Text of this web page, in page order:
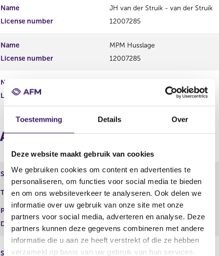
Toestemming Details Over
Deze website maakt gebruik van cookies
We gebruiken cookies om content en advertenties te
personaliseren, om functies voor social media te bieden
en om ons websiteverkeer te analyseren. Ook delen we
informatie over uw gebruik van onze site met onze
partners voor social media, adverteren en analyse. Deze
partners kunnen deze gegevens combineren met andere
informatie die u aan ze heeft verstrekt of die ze hebben
verzameld op basis van uw gebruik van hun services.
Name
JH van der Struik - van der Struik
License number
12007285
Name
MPM Husslage
License number
12007285
Name
License number
Affiliated institutions
Statutory name Van Kampen Assuradeuren B.V.
Trade name
Kampen Assuradeuren B.V.
Place of residence
Date of entrance
12 jul 2007
Statutory name
Van Kampen Assurantiemakelaars